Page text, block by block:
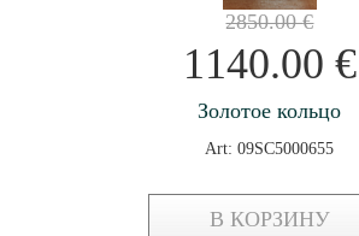
2850.00€
1140.00 €
Золотое кольцо
Art: 09SC5000655
В КОРЗИНУ